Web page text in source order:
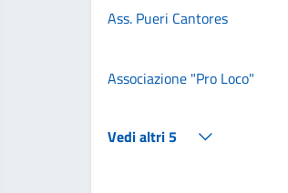
Ass. Pueri Cantores
Associazione "Pro Loco"
Vedi altri 5